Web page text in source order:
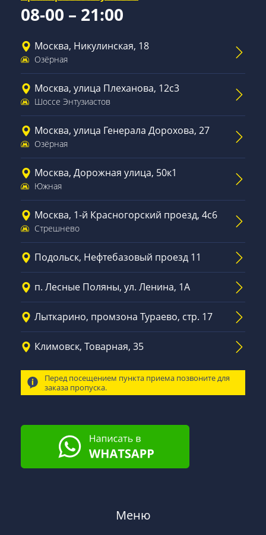
08-00 – 21:00
Москва, Никулинская, 18
Озёрная
Москва, улица Плеханова, 12с3
Шоссе Энтузиастов
Москва, улица Генерала Дорохова, 27
Озёрная
Москва, Дорожная улица, 50к1
Южная
Москва, 1-й Красногорский проезд, 4с6
Стрешнево
Подольск, Нефтебазовый проезд 11
п. Лесные Поляны, ул. Ленина, 1А
Лыткарино, промзона Тураево, стр. 17
Климовск, Товарная, 35
Перед посещением пункта приема позвоните для
заказа пропуска.
Меню